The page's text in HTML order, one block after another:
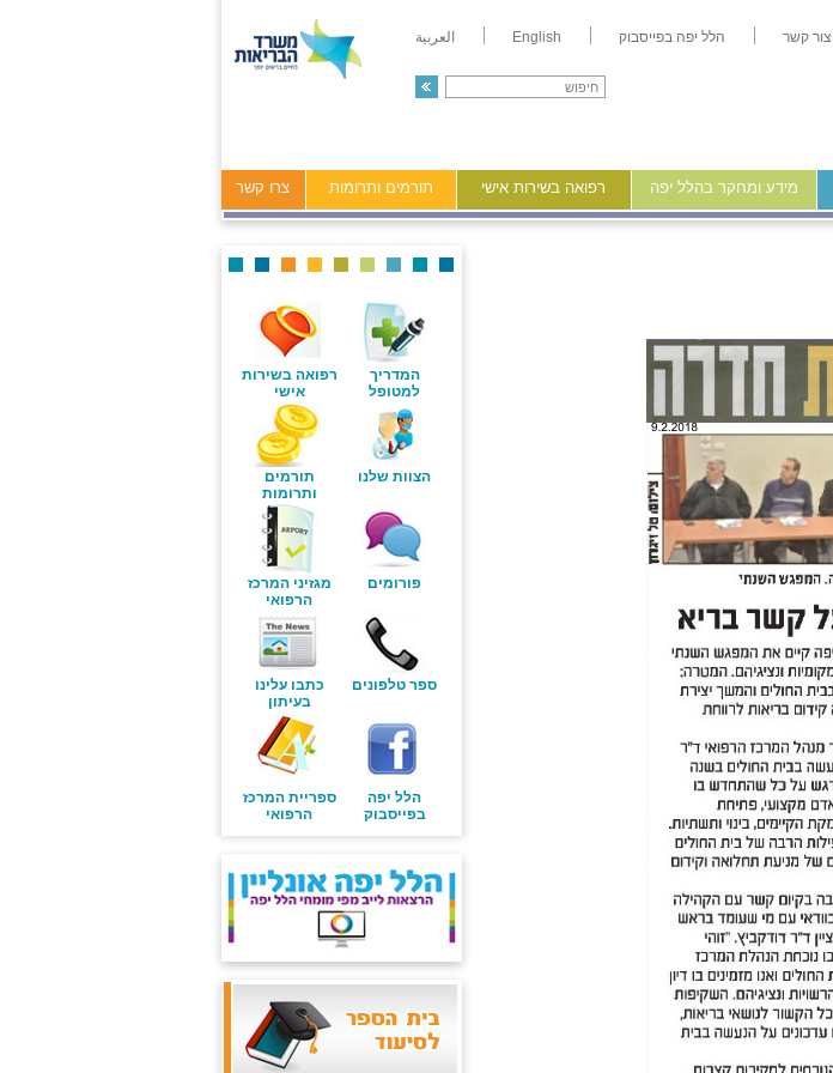
צור קשר הלל יפה בפייסבוק English العربية
מידע ומחקר בהלל יפה רפואה בשירות אישי תורמים ותרומות צרו קשר
המדריך
למטופל
רפואה בשירות
אישי
הצוות שלנו
תורמים
ותרומות
פורומים
מגזיני המרכז
הרפואי
ספר טלפונים
כתבו עלינו
בעיתון
הלל יפה
בפייסבוק
ספריית המרכז
הרפואי